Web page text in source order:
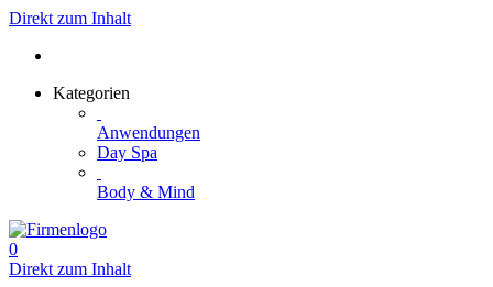
Direkt zum Inhalt
Kategorien
Anwendungen
Day Spa
Body & Mind
0
Direkt zum Inhalt